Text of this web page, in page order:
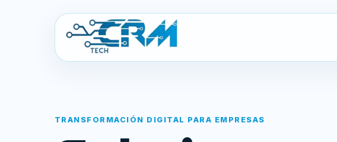
TRANSFORMACIÓN DIGITAL PARA EMPRESAS